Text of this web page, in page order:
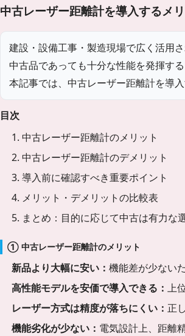
中古レーザー距離計を導入するメ
建設・設備工事・製造現場で広く活用
中古品であっても十分な性能を発揮す
本記事では、中古レーザー距離計を導
目次
1. 中古レーザー距離計のメリット
2. 中古レーザー距離計のデメリット
3. 導入前に確認すべき重要ポイント
4. メリット・デメリットの比較表
5. まとめ：目的に応じて中古は有力な
① 中古レーザー距離計のメリット
新品より大幅に安い：機能差が少ない
高性能モデルを安価で導入できる：上
レーザー方式は精度が落ちにくい：正
機能劣化が少ない： 電気設計上、距離